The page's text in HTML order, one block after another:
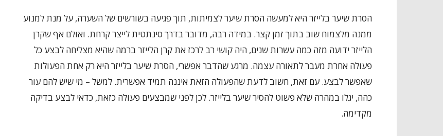
הסרת שיער בלייזרהיא למעשה הסרת שיער לצמיתות, תוך פגיעה בשורשים של השערה, על מנת למנוע
ממנה מלצמוח שוב בתוך זמן קצר. במידה רבה, מדובר בדרך סינתטית לייצר קרחת. ואולם אף שקרן
הלייזר ידועה מזה כמה עשרות שנים, היה קושי רב לרכז את קרן הלייזר ברמה שהיא מצליחה לבצע כל
פעולה אחרת מעבר לתאורה עצמה. מרגע שהדבר אפשרי, הסרת שיער בלייזרהיא רק אחת הפעולות
שאפשר לבצע. עם זאת, חשוב לדעת שהפעולה הזאת איננה תמיד אפשרית. למשל – מי שיש להם עור
כהה, יגלו במהרה שלא פשוט להסיר שיער בלייזר. לכן לפני שמבצעים פעולה כזאת, כדאי לבצע בדיקה
מקדימה.